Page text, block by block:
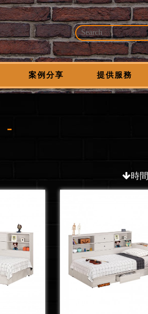
案例分享 提供服務
-
時間